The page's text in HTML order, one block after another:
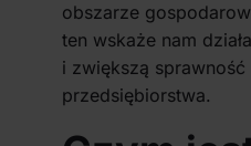
obszarze
ten wskaże nam
i zwiększą sprawność
przedsiębiorstwa.